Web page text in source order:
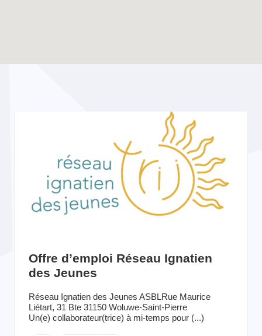
Offre d’emploi Réseau Ignatien
des Jeunes
Réseau Ignatien des Jeunes ASBLRue Maurice
Liétart, 31 Bte 31150 Woluwe-Saint-Pierre
Un(e) collaborateur(trice) à mi-temps pour (...)